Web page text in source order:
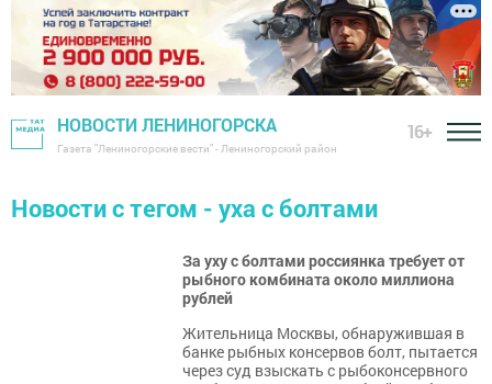
НОВОСТИ ЛЕНИНОГОРСКА
Газета "Лениногорские вести" - Лениногорский район
16+
Новости с тегом - уха с болтами
За уху с болтами россиянка требует от
рыбного комбината около миллиона
рублей
Жительница Москвы, обнаружившая в
банке рыбных консервов болт, пытается
через суд взыскать с рыбоконсервного